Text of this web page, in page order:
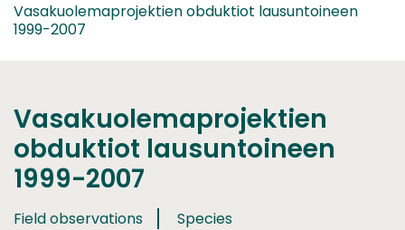
Vasakuolemaprojektien obduktiot lausuntoineen
1999-2007
Vasakuolemaprojektien
obduktiot lausuntoineen
1999-2007
Field observations Species